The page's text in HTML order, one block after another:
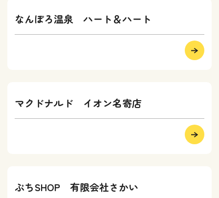
なんぽろ温泉 ハート＆ハート
マクドナルド イオン名寄店
ぷちSHOP 有限会社さかい